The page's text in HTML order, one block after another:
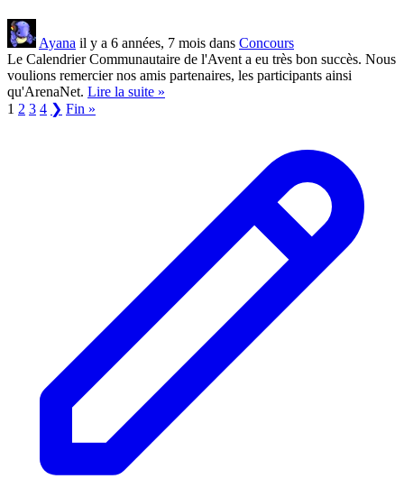
Ayana il y a 6 années, 7 mois dans Concours
Le Calendrier Communautaire de l'Avent a eu très bon succès. Nous
voulions remercier nos amis partenaires, les participants ainsi
qu'ArenaNet. Lire la suite »
1 2 3 4 ❯ Fin »